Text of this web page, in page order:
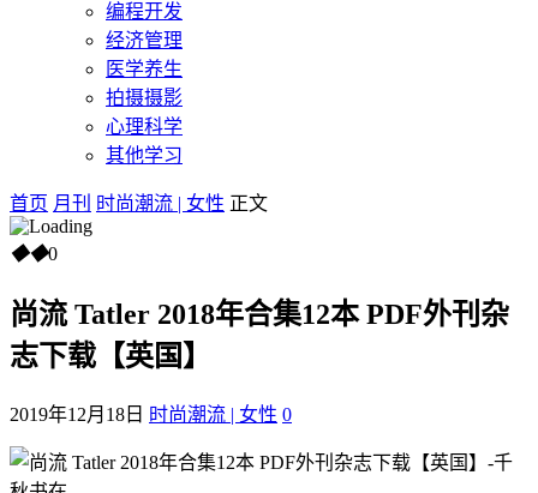
编程开发
经济管理
医学养生
拍摄摄影
心理科学
其他学习
首页 月刊 时尚潮流 | 女性 正文
◆◆0
尚流 Tatler 2018年合集12本 PDF外刊杂
志下载【英国】
2019年12月18日 时尚潮流 | 女性 0